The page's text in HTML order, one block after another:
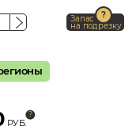
Запас
на подрезку
РУБ.